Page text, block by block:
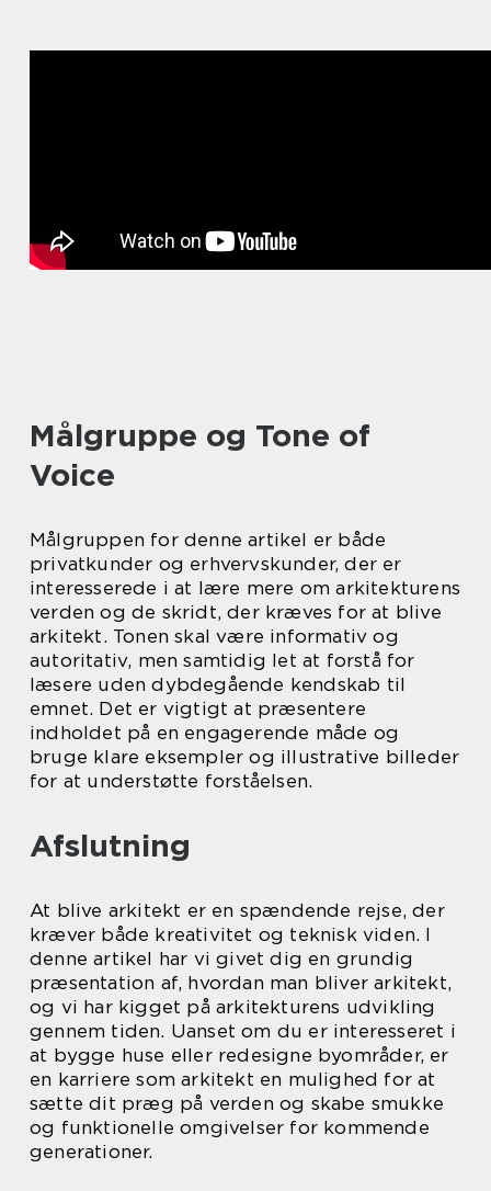
Målgruppe og Tone of
Voice
Målgruppen for denne artikel er både
privatkunder og erhvervskunder, der er
interesserede i at lære mere om arkitekturens
verden og de skridt, der kræves for at blive
arkitekt. Tonen skal være informativ og
autoritativ, men samtidig let at forstå for
læsere uden dybdegående kendskab til
emnet. Det er vigtigt at præsentere
indholdet på en engagerende måde og
bruge klare eksempler og illustrative billeder
for at understøtte forståelsen.
Afslutning
At blive arkitekt er en spændende rejse, der
kræver både kreativitet og teknisk viden. I
denne artikel har vi givet dig en grundig
præsentation af, hvordan man bliver arkitekt,
og vi har kigget på arkitekturens udvikling
gennem tiden. Uanset om du er interesseret i
at bygge huse eller redesigne byområder, er
en karriere som arkitekt en mulighed for at
sætte dit præg på verden og skabe smukke
og funktionelle omgivelser for kommende
generationer.